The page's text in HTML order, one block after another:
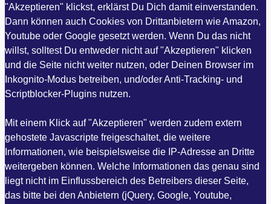
"Akzeptieren" klickst, erklärst Du Dich damit einverstanden.
Dann können auch Cookies von Drittanbietern wie Amazon,
Youtube oder Google gesetzt werden. Wenn Du das nicht
willst, solltest Du entweder nicht auf "Akzeptieren" klicken
und die Seite nicht weiter nutzen, oder Deinen Browser im
Inkognito-Modus betreiben, und/oder Anti-Tracking- und
Scriptblocker-Plugins nutzen.
Mit einem Klick auf "Akzeptieren" werden zudem extern
gehostete Javascripte freigeschaltet, die weitere
Informationen, wie beispielsweise die IP-Adresse an Dritte
weitergeben können. Welche Informationen das genau sind
liegt nicht im Einflussbereich des Betreibers dieser Seite,
das bitte bei den Anbietern (jQuery, Google, Youtube,